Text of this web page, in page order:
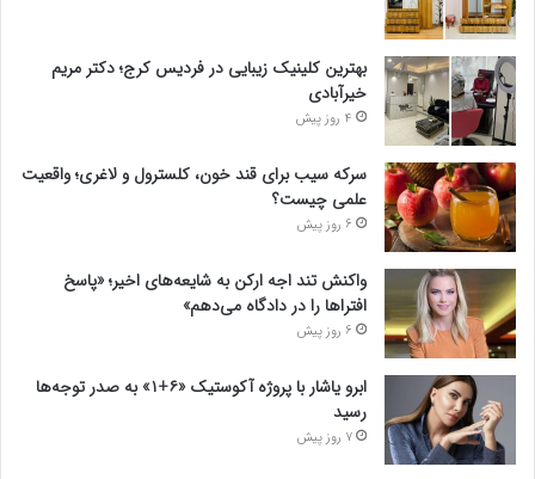
بهترین کلینیک زیبایی در فردیس کرج؛ دکتر مریم
خیرآبادی
4 روز پیش
سرکه سیب برای قند خون، کلسترول و لاغری؛ واقعیت
علمی چیست؟
6 روز پیش
واکنش تند اجه ارکن به شایعه‌های اخیر؛ «پاسخ
افتراها را در دادگاه می‌دهم»
6 روز پیش
ابرو یاشار با پروژه آکوستیک «۶+۱» به صدر توجه‌ها
رسید
7 روز پیش